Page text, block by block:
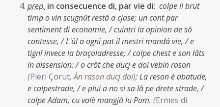
prep. in consecuence di, par vie di: colpe il brut
timp o vin scugnût restâ a cjase; un cont par
sentiment di economie, / cuintri la opinion de sô
contesse, / L'ûl a ogni pat il mestri mandâ vie, / e
tignî invece la braçoladresse; / colpe chest e son lâts
in dissension: / o crôt che ducj e doi vebin rason
(Pieri Çorut,Àn rason ducj doi);La reson è abatude,
e calpestrade, / e plui a no si sa lâ pe drete strade, /
colpe Adam, cu volè mangjâ lu Pom. (Ermes di